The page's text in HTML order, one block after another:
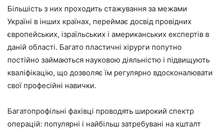
Більшість з них проходить стажування за межами
Україні в інших країнах, переймає досвід провідних
європейських, ізраїльських і американських експертів в
даній області. Багато пластичні хірурги попутно
постійно займаються науковою діяльністю і підвищують
кваліфікацію, що дозволяє їм регулярно вдосконалювати
свої професійні навички.
Багатопрофільні фахівці проводять широкий спектр
операцій: популярні і найбільш затребувані на кшталт